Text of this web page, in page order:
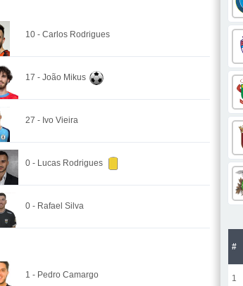
10 - Carlos Rodrigues
17 - João Mikus
27 - Ivo Vieira
0 - Lucas Rodrigues
0 - Rafael Silva
1 - Pedro Camargo
#
1